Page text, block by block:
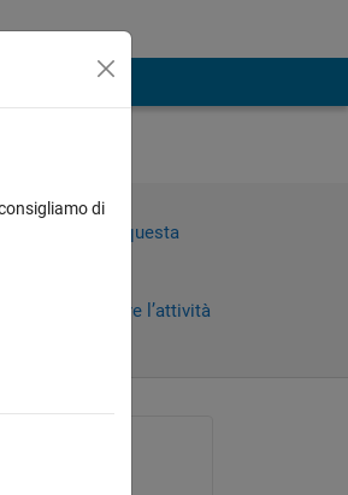
rispondere a questa
Accedi per seguire l’attività
di